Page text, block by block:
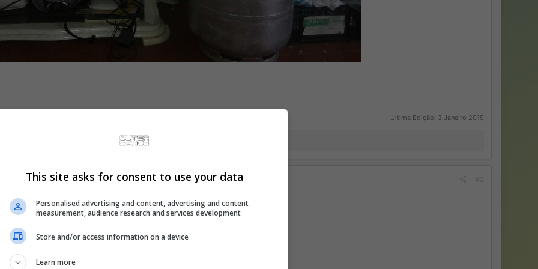
Ultima Edição: 3 Janeiro 2019
aqui, favor me mande MP
This site asks for consent to use your data
Personalised advertising and content, advertising and content
measurement, audience research and services development
Store and/or access information on a device
Learn more